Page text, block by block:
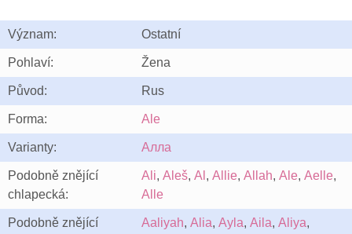
Význam: Ostatní
Pohlaví: Žena
Původ: Rus
Forma: Ale
Varianty: Алла
Podobně znějící
chlapecká:
Ali, Aleš, Al , Allie, Allah, Ale, Aelle,
Alle
Podobně znějící
Aaliyah, Alia, Ayla, Aila, Aliya,